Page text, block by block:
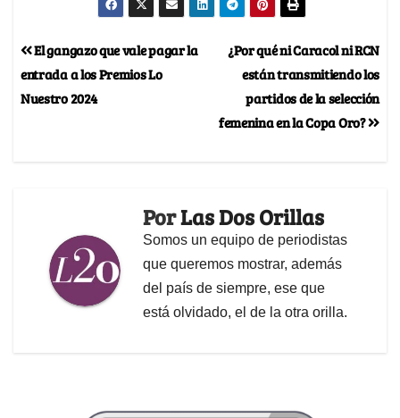
¿Por qué ni Caracol ni RCN
están transmitiendo los
partidos de la selección
femenina en la Copa Oro?
El gangazo que vale pagar la
entrada a los Premios Lo
Nuestro 2024
PorLas Dos Orillas
Somos un equipo de periodistas
que queremos mostrar, además
del país de siempre, ese que
está olvidado, el de la otra orilla.